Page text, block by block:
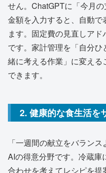
せん。ChatGPTに「今月の
金額を入力すると、自動
ます。固定費の見直しア
です。家計管理を「自分
緒に考える作業」に変え
できます。
2. 健康的な食生活を
「一週間の献立をバラン
AIの得意分野です。冷蔵庫
合わせを考えてレシピを提